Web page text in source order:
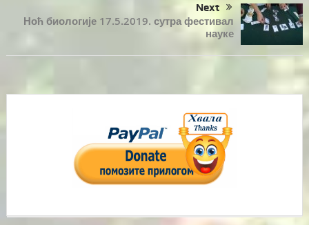
Next
Ноћ биологије 17.5.2019. сутра фестивал
науке